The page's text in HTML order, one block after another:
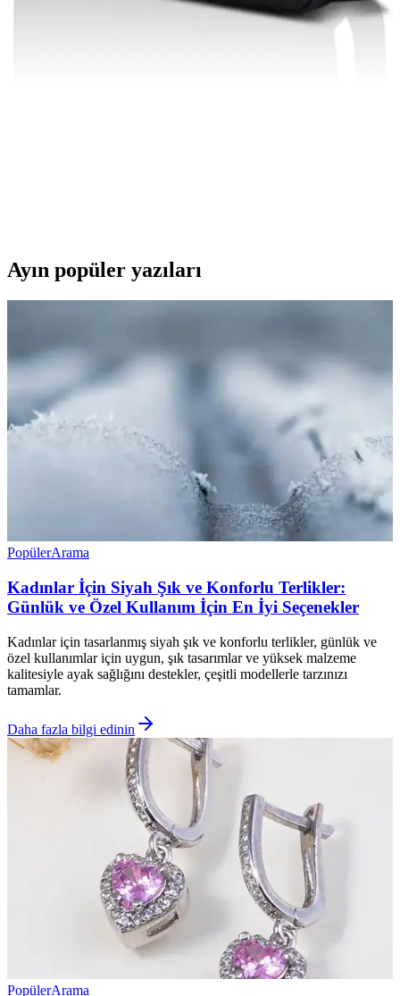
Bilgisayar Güç Kablosu Seçimi ve Güvenlik
Standartları Hakkında Kapsamlı Rehber
Ayın popüler yazıları
PopülerArama
Kadınlar İçin Siyah Şık ve Konforlu Terlikler:
Günlük ve Özel Kullanım İçin En İyi Seçenekler
Kadınlar için tasarlanmış siyah şık ve konforlu terlikler, günlük ve
özel kullanımlar için uygun, şık tasarımlar ve yüksek malzeme
kalitesiyle ayak sağlığını destekler, çeşitli modellerle tarzınızı
tamamlar.
Daha fazla bilgi edinin
PopülerArama